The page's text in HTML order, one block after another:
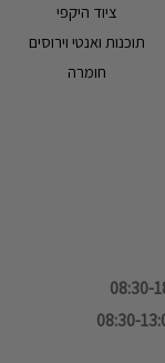
ציוד היקפי
תוכנות ואנטי וירוסים
חומרה